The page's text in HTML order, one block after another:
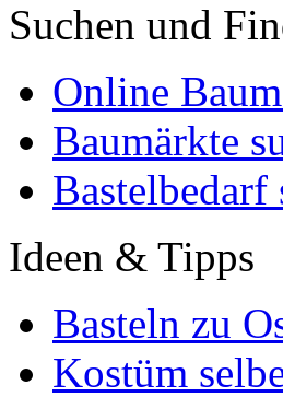
Suchen und
Online
Baumärkte
Bastelbedarf
Ideen & Tipps
Basteln zu
Kostüm